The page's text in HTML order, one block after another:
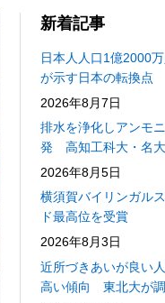
新着記事
日本人人口1億2000
が示す日本の転換点
2026年8月7日
排水を浄化しアンモ
発 高知工科大・名大
2026年8月5日
横須賀バイリンガル
ド最高位を受賞
2026年8月3日
近所づきあいが良い
高い傾向 東北大が